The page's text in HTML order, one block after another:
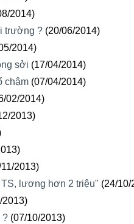
2014)
trường ? (20/06/2014)
2014)
sởi (17/04/2014)
chậm (07/04/2014)
02/2014)
2013)
2013)
lương hơn 2 triệu" (24/10/
2013)
? (07/10/2013)